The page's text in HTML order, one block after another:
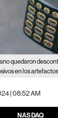
quedaron
en los
| 08:52 AM
NASDAQ